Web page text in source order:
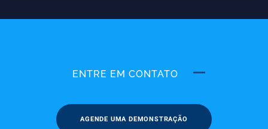
ENTRE EM CONTATO
AGENDE UMA DEMONSTRAÇÃO